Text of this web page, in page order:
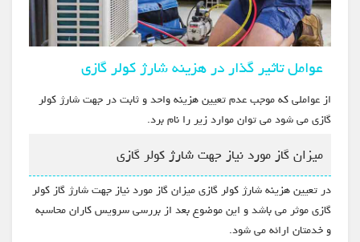
عوامل تاثیر گذار در هزینه شارژ کولر گازی
از عواملی که موجب عدم تعیین هزینه واحد و ثابت در جهت شارژ کولر
گازی می شود می توان موارد زیر را نام برد.
میزان گاز مورد نیاز جهت شارژ کولر گازی
در تعیین هزینه شارژ کولر گازی میزان گاز مورد نیاز جهت شارژ گاز کولر
گازی موثر می باشد و این موضوع بعد از بررسی سرویس کاران محاسبه
و خدمتان ارائه می شود.